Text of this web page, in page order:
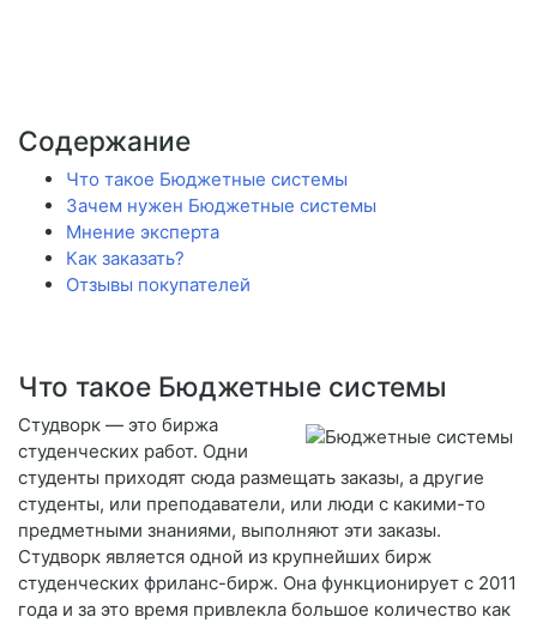
Содержание
Что такое Бюджетные системы
Зачем нужен Бюджетные системы
Мнение эксперта
Как заказать?
Отзывы покупателей
Что такое Бюджетные системы
Студворк — это биржа
студенческих работ. Одни
студенты приходят сюда размещать заказы, а другие
студенты, или преподаватели, или люди с какими-то
предметными знаниями, выполняют эти заказы.
Студворк является одной из крупнейших бирж
студенческих фриланс-бирж. Она функционирует с 2011
года и за это время привлекла большое количество как